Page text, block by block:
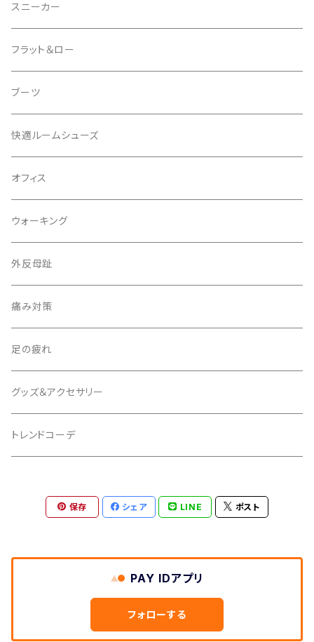
スニーカー
フラット＆ロー
ブーツ
快適ルームシューズ
オフィス
ウォーキング
外反母趾
痛み対策
足の疲れ
グッズ＆アクセサリー
トレンドコーデ
保存 シェア LINE ポスト
PAY IDアプリ
フォローする